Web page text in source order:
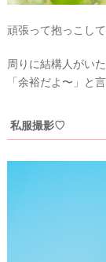
頑張って抱っこし
周りに結構人がい
「余裕だよ〜」と
私服撮影♡